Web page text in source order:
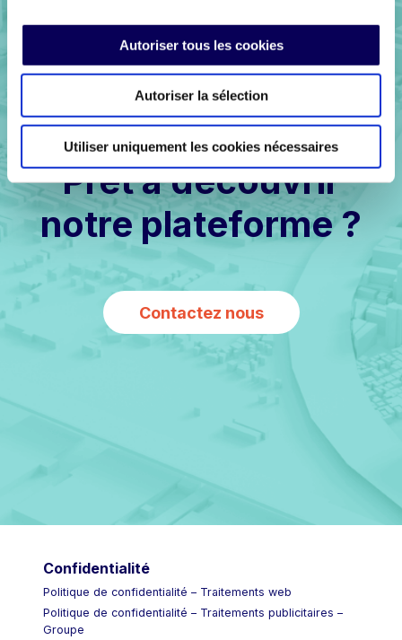
Autoriser tous les cookies
Autoriser la sélection
Utiliser uniquement les cookies nécessaires
Prêt à découvrir
notre plateforme ?
Contactez nous
Confidentialité
Politique de confidentialité – Traitements web
Politique de confidentialité – Traitements publicitaires –
Groupe